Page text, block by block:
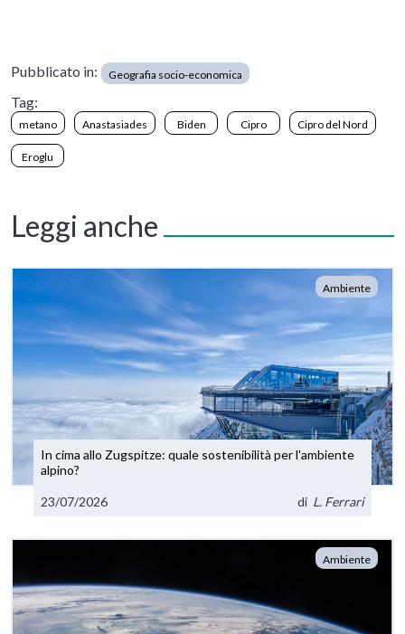
Pubblicato in: Geografia socio-economica
Tag:
metano Anastasiades Biden Cipro Cipro del Nord
Eroglu
Leggi anche
Ambiente
In cima allo Zugspitze: quale sostenibilità per l'ambiente
alpino?
23/07/2026 di L. Ferrari
Ambiente